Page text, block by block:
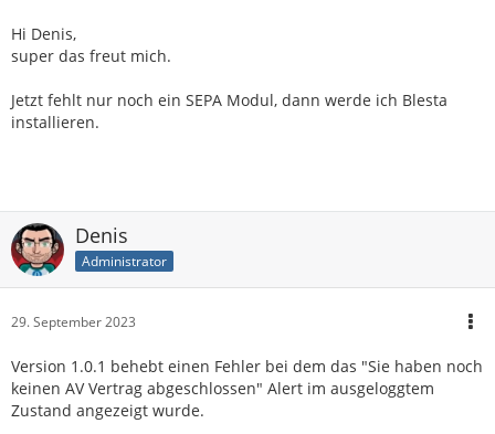
Hi Denis,
super das freut mich.
Jetzt fehlt nur noch ein SEPA Modul, dann werde ich Blesta
installieren.
Denis
Administrator
29. September 2023
Version 1.0.1 behebt einen Fehler bei dem das "Sie haben noch
keinen AV Vertrag abgeschlossen" Alert im ausgeloggtem
Zustand angezeigt wurde.